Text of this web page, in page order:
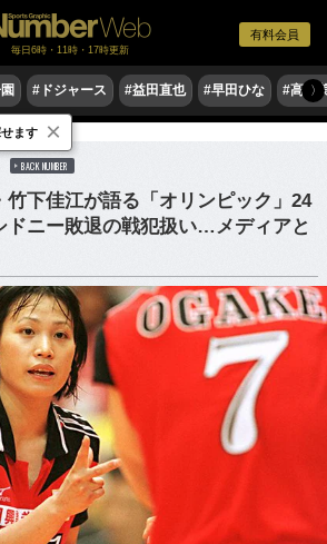
有料会員
毎日6時・11時・17時更新
#ドジャース #益田直也 #早田ひな #高木
〉
ル日本代表
BACK NUMBER
竹下佳江が語る「オリンピック」24
ドニー敗退の戦犯扱い…メディアと
ます ×